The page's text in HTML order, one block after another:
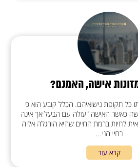
אישה, האמנם?
כל תקופת נישואיהם. הכלל קובע הוא כי
כאשר האישה "עולה עם הבעל אך אינה
לחיות ברמת החיים שהיא הורגלה אליה
בחיי הני...
קרא עוד